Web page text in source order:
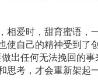
相爱时，甜育蜜语，
使自己的精神受到了
出任何无法挽回的
考，才会重新架起